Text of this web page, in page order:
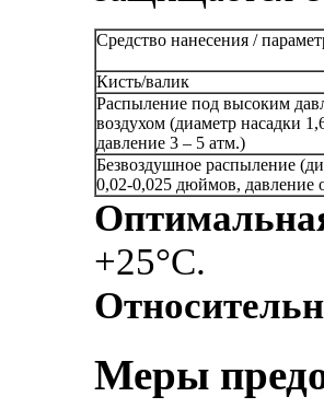
Средство нанесения /
Кисть/валик
Распыление под высоким
воздухом (диаметр насадки
давление 3 – 5 атм.)
Безвоздушное распыление
0,02-0,025 дюймов, давление
+25°С.
Меры